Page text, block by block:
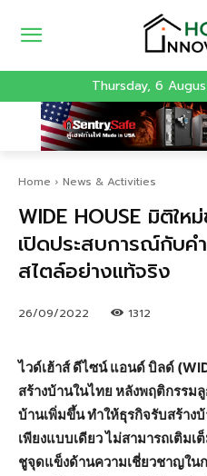
Thursday, 6
Home News & Activities
WIDE HOUSE มิติให
เปิดประสบการณ์กับค
สไตล์อย่างแท้จริง
26/09/2022 1312
ไวด์เฮ้าส์ ดีไซน์ แอนด์ บิลด์
สร้างบ้านในไทย หลังพฤติกรรม
บ้านเพิ่มขึ้น ทำให้ธุรกิจรับสร้าง
เพียงแบบเดียว ไม่สามารถเติม
ชูจุดแข็งด้านความเชี่ยวชาญใน